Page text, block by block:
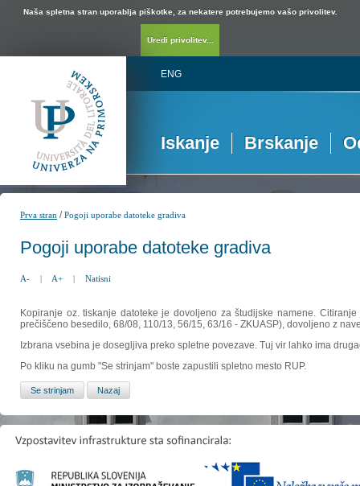
Naša spletna stran uporablja piškotke, za nekatere potrebujemo vašo privolitev.
Uredi privolitev...
ENG
Iskanje Brskanje
Prva stran /Pogoji uporabe datoteke gradiva
Pogoji uporabe datoteke gradiva
A- | A+ | Natisni
Kopiranje oz. tiskanje datoteke je dovoljeno za študijske namene.
prečiščeno besedilo, 68/08, 110/13, 56/15, 63/16 - ZKUASP), dovoljeno z
Izbrana vsebina je dosegljiva preko spletne povezave. Tuj vir lahko ima
Po kliku na gumb "Se strinjam" boste zapustili spletno mesto RUP.